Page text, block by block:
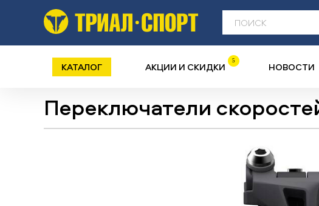
КАТАЛОГ АКЦИИ И СКИДКИ 5 НОВОСТИ
Переключатели